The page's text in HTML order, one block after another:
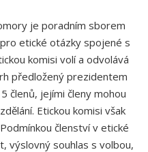
je poradním sborem
etické otázky spojené s
komisi volí a odvolává
předložený prezidentem
členů, jejími členy mohou
Etickou komisi však
členství v etické
výslovný souhlas s volbou,